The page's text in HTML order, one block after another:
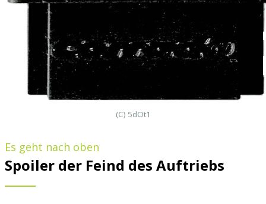
(C) 5dOt1
Es geht nach oben
Spoiler der Feind des Auftriebs